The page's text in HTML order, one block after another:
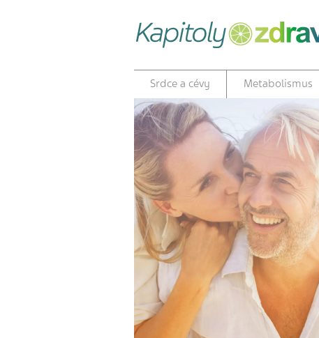
Srdce a cévy Metabolismus